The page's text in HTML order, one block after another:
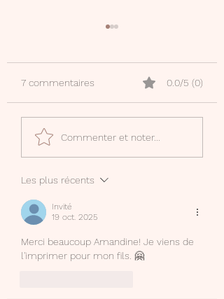
Mon compte Canva
Creator
7 commentaires 0.0/5 (0)
Commenter et noter...
Les plus récents
Invité
19 oct. 2025
Merci beaucoup Amandine! Je viens de
l'imprimer pour mon fils. 🤗